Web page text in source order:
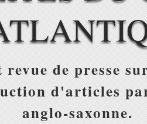
de presse
d'articles
anglo-saxonne.